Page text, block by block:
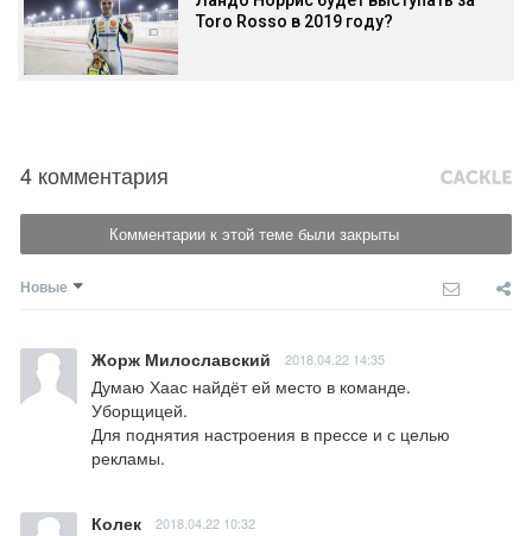
Toro Rosso в 2019 году?
4 комментария
Комментарии к этой теме были закрыты
Новые
Жорж Милославский 2018.04.22 14:35
Думаю Хаас найдёт ей место в команде.
Уборщицей.
Для поднятия настроения в прессе и с целью
рекламы.
Колек 2018.04.22 10:32